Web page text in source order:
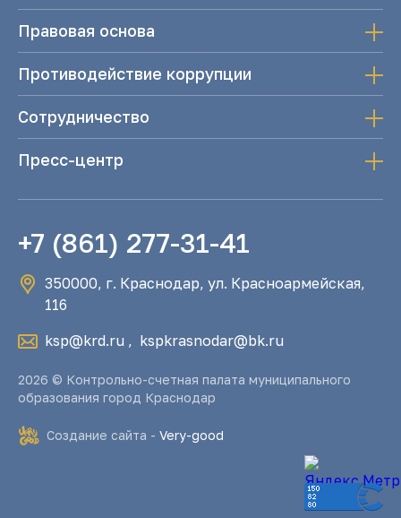
Правовая основа
Противодействие коррупции
Сотрудничество
Пресс-центр
+7 (861) 277-31-41
350000, г. Краснодар, ул. Красноармейская,
116
ksp@krd.ru , kspkrasnodar@bk.ru
2026 © Контрольно-счетная палата муниципального
образования город Краснодар
Создание сайта - Very-good